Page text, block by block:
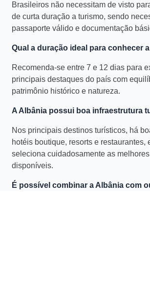
Brasileiros não necessitam de visto
de curta duração a turismo, sendo
passaporte válido e documentação
Qual a duração ideal para conhecer
Recomenda-se entre 7 e 12 dias para
principais destaques do país com
patrimônio histórico e natureza.
A Albânia possui boa infraestrutura
Nos principais destinos turísticos, há
hotéis boutique, resorts e restaurantes,
seleciona cuidadosamente as
disponíveis.
É possível combinar a Albânia com